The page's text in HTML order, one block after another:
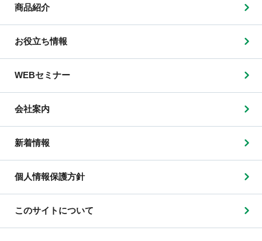
商品紹介
お役立ち情報
WEBセミナー
会社案内
新着情報
個人情報保護方針
このサイトについて